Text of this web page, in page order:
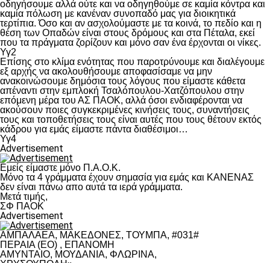
οδηγήσουμε αλλά ούτε και να οδηγηθούμε σε καμία κόντρα και
καμία πόλωση με κανέναν συνοπαδό μας για διοικητικά
τερτίπια. Όσο και αν ασχολούμαστε με τα κοινά, το πεδίο και η
θέση των Οπαδών είναι στους δρόμους και στα Πέταλα, εκεί
που τα πράγματα ζορίζουν και μόνο σαν ένα έρχονται οι νίκες.
Υγ2
Επίσης στο κλίμα ενότητας που παροτρύνουμε και διαλέγουμε
εξ αρχής να ακολουθήσουμε αποφασίσαμε να μην
ανακοινώσουμε δημόσια τους λόγους που είμαστε κάθετα
απέναντι στην εμπλοκή Τσαλόπουλου-Χατζόπουλου στην
επόμενη μέρα του ΑΣ ΠΑΟΚ, αλλά όσοι ενδιαφέρονται να
ακούσουν ποιες συγκεκριμένες κινήσεις τους, συναντήσεις
τους και τοποθετήσεις τους είναι αυτές που τους θέτουν εκτός
κάδρου για εμάς είμαστε πάντα διαθέσιμοι…
Υγ4
Advertisement
Εμείς είμαστε μόνο Π.Α.Ο.Κ.
Μόνο τα 4 γράμματα έχουν σημασία για εμάς και ΚΑΝΕΝΑΣ
δεν είναι πάνω απο αυτά τα ιερά γράμματα.
Μετά τιμής,
ΣΦ ΠΑΟΚ
Advertisement
ΑΜΠΑΛΑΕΑ, ΜΑΚΕΔΟΝΕΣ, ΤΟΥΜΠΑ, #031#
ΠΕΡΑΙΑ (ΕΟ) , ΕΠΑΝΟΜΗ
ΑΜΥΝΤΑΙΟ, ΜΟΥΔΑΝΙΑ, ΦΛΩΡΙΝΑ,